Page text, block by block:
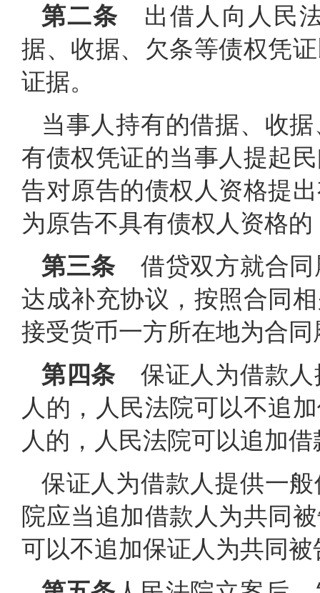
第二条 出借人向人民
据、收据、欠条等债权凭
证据。
当事人持有的借据、收
有债权凭证的当事人提起
告对原告的债权人资格提
为原告不具有债权人资格
第三条 借贷双方就合同
达成补充协议，按照合同
接受货币一方所在地为合
第四条 保证人为借款人
人的，人民法院可以不追
人的，人民法院可以追加
保证人为借款人提供一
院应当追加借款人为共同
可以不追加保证人为共同被